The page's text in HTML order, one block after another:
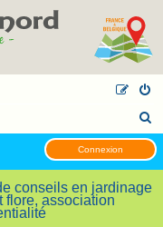
e
c
Connexion
conseils en jardinage
flore, association